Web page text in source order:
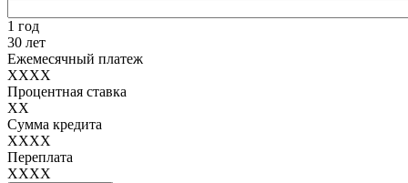
1 год
30 лет
Ежемесячный платеж
XXXX
Процентная ставка
XX
Сумма кредита
XXXX
Переплата
XXXX